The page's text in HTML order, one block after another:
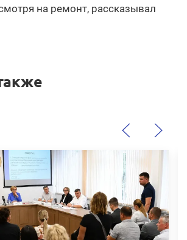
на ремонт, рассказывал